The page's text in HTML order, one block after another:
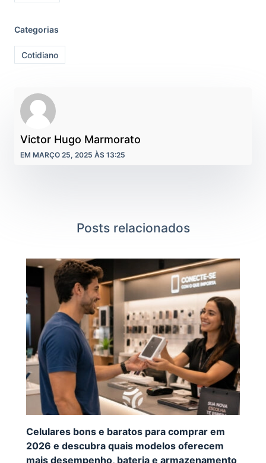
Categorias
Cotidiano
Victor Hugo Marmorato
EM MARÇO 25, 2025 ÀS 13:25
Posts relacionados
Celulares bons e baratos para comprar em
2026 e descubra quais modelos oferecem
mais desempenho, bateria e armazenamento